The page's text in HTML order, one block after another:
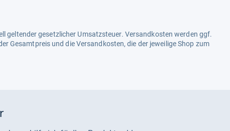
geltender gesetzlicher Umsatzsteuer. Versandkosten werden ggf.
Gesamtpreis und die Versandkosten, die der jeweilige Shop zum